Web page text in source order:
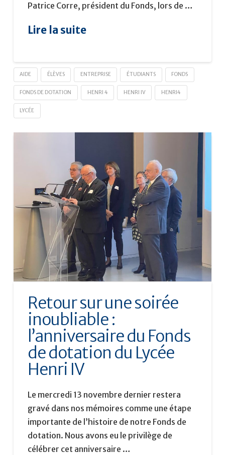
Patrice Corre, président du Fonds, lors de …
Lire la suite
AIDE ÉLÈVES ENTREPRISE ÉTUDIANTS FONDS
FONDS DE DOTATION HENRI 4 HENRI IV HENRI4
LYCÉE
Retour sur une soirée
inoubliable :
l’anniversaire du Fonds
de dotation du Lycée
Henri IV
Le mercredi 13 novembre dernier restera
gravé dans nos mémoires comme une étape
importante de l’histoire de notre Fonds de
dotation. Nous avons eu le privilège de
célébrer cet anniversaire …